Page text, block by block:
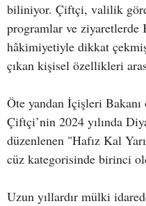
biliniyor. Çiftçi, valilik
programlar ve ziyaretlerde
hâkimiyetiyle dikkat
çıkan kişisel özellikleri
Öte yandan İçişleri
Çiftçi’nin 2024 yılında
düzenlenen "Hafız Kal
cüz kategorisinde birinci
Uzun yıllardır mülki